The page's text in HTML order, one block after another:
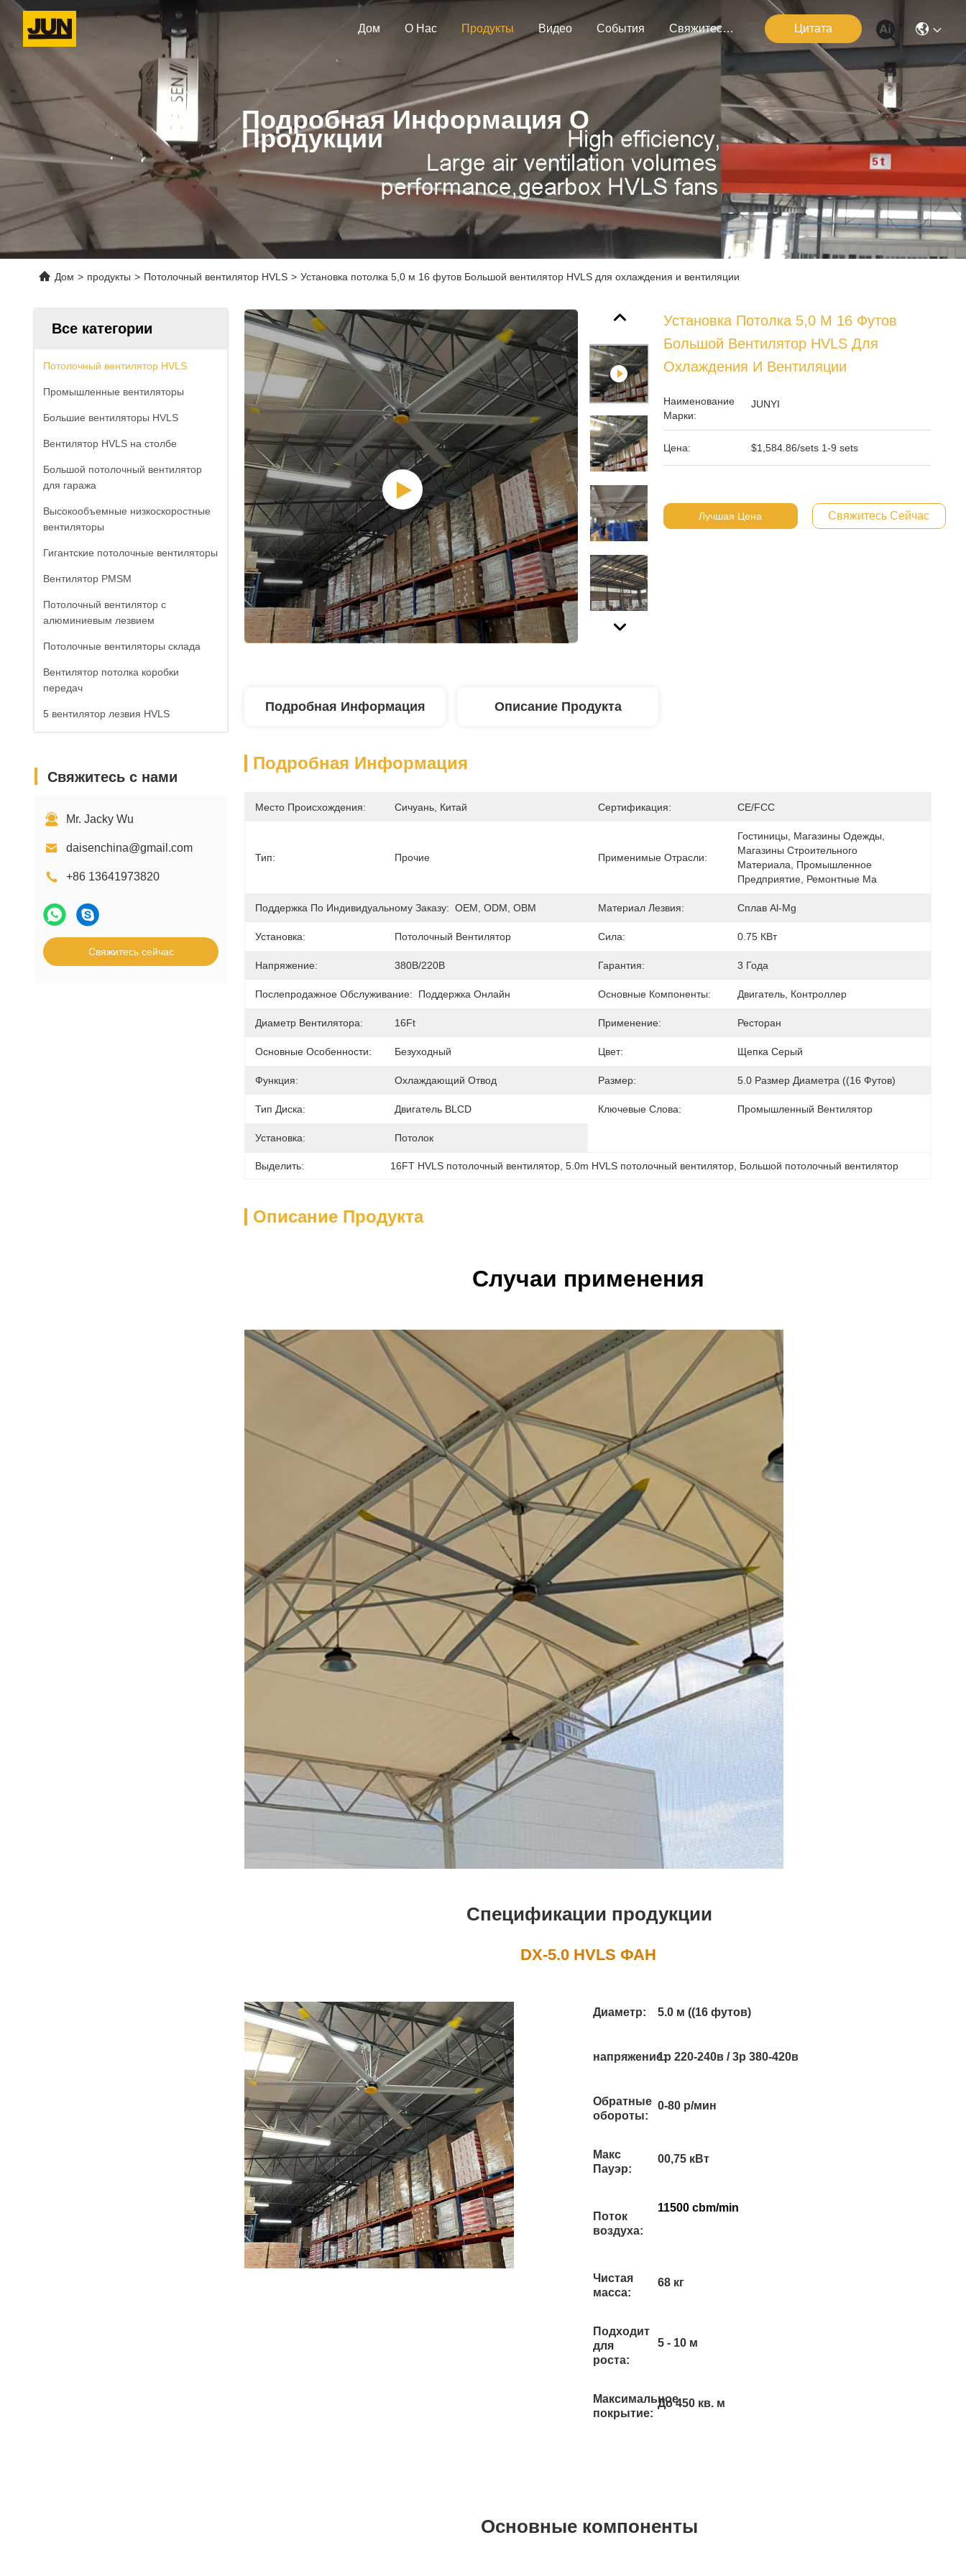
Дом О Нас Продукты Видео События Свяжитесь С Нами Цитата
Подробная Информация О
Продукции
Дом > продукты > Потолочный вентилятор HVLS > Установка потолка 5,0 м 16 футов Большой вентилятор HVLS для охлаждения и вентиляции
Все категории
Потолочный вентилятор HVLS
Промышленные вентиляторы
Большие вентиляторы HVLS
Вентилятор HVLS на столбе
Большой потолочный вентилятор
для гаража
Высокообъемные низкоскоростные
вентиляторы
Гигантские потолочные вентиляторы
Вентилятор PMSM
Потолочный вентилятор с
алюминиевым лезвием
Потолочные вентиляторы склада
Вентилятор потолка коробки
передач
5 вентилятор лезвия HVLS
Свяжитесь с нами
Mr. Jacky Wu
daisenchina@gmail.com
+86 13641973820
Свяжитесь сейчас
Установка Потолка 5,0 М 16 Футов
Большой Вентилятор HVLS Для
Охлаждения И Вентиляции
Наименование
Марки:
JUNYI
Цена: $1,584.86/sets 1-9 sets
Лучшая Цена Свяжитесь Сейчас
Подробная Информация Описание Продукта
Подробная Информация
Место Происхождения: Сичуань, Китай Сертификация: CE/FCC
Тип: Прочие Применимые Отрасли:
Гостиницы, Магазины Одежды,
Магазины Строительного
Материала, Промышленное
Предприятие, Ремонтные Ма
Поддержка По Индивидуальному Заказу: OEM, ODM, OBM Материал Лезвия: Сплав Al-Mg
Установка: Потолочный Вентилятор Сила: 0.75 КВт
Напряжение: 380В/220В Гарантия: 3 Года
Послепродажное Обслуживание: Поддержка Онлайн Основные Компоненты: Двигатель, Контроллер
Диаметр Вентилятора: 16Ft Применение: Ресторан
Основные Особенности: Безуходный Цвет: Щепка Серый
Функция: Охлаждающий Отвод Размер: 5.0 Размер Диаметра ((16 Футов)
Тип Диска: Двигатель BLCD Ключевые Слова: Промышленный Вентилятор
Установка: Потолок
Выделить: 16FT HVLS потолочный вентилятор , 5.0m HVLS потолочный вентилятор Большой потолочный вентилятор
Описание Продукта
Случаи применения
Спецификации продукции
DX-5.0 HVLS ФАН
Диаметр: 5.0 м ((16 футов)
напряжение:1p 220-240в / 3p 380-420в
Обратные
обороты:
0-80 р/мин
Макс
Пауэр:
00,75 кВт
Поток
воздуха:
11500 cbm/min
Чистая
масса:
68 кг
Подходит
для
роста:
5 - 10 м
Максимальное
покрытие:
До 450 кв. м
Основные компоненты